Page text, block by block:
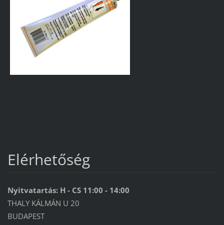
Elérhetőség
Nyitvatartás: H - CS 11:00 - 14:00
THALY KÁLMÁN U 20
BUDAPEST